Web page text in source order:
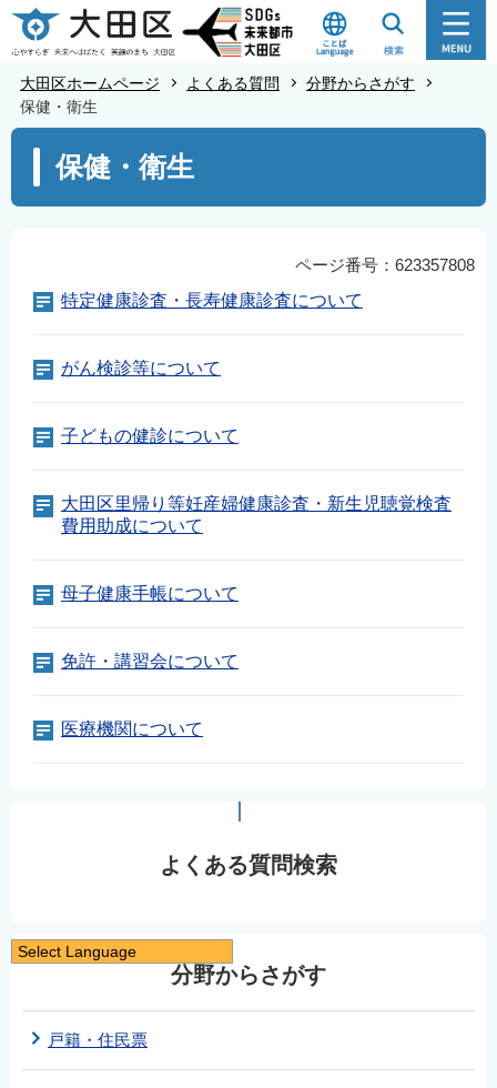
こ
の
ジ
大田区ホームページ よくある質問
分野からさがす
保健・衛生
こ
保健・衛生
ページ番号：623357808
特定健康診査・長寿健康診査について
がん検診等について
子どもの健診について
大田区里帰り等妊産婦健康診査・新生児聴覚検査
費用助成について
母子健康手帳について
免許・講習会について
医療機関について
よくある質問検索
分野からさがす
戸籍・住民票
Select Language
English
简体中文